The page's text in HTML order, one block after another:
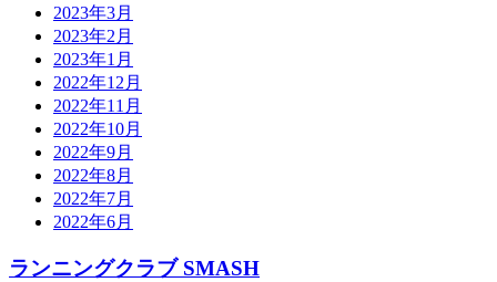
2023年3月
2023年2月
2023年1月
2022年12月
2022年11月
2022年10月
2022年9月
2022年8月
2022年7月
2022年6月
ランニングクラブ SMASH